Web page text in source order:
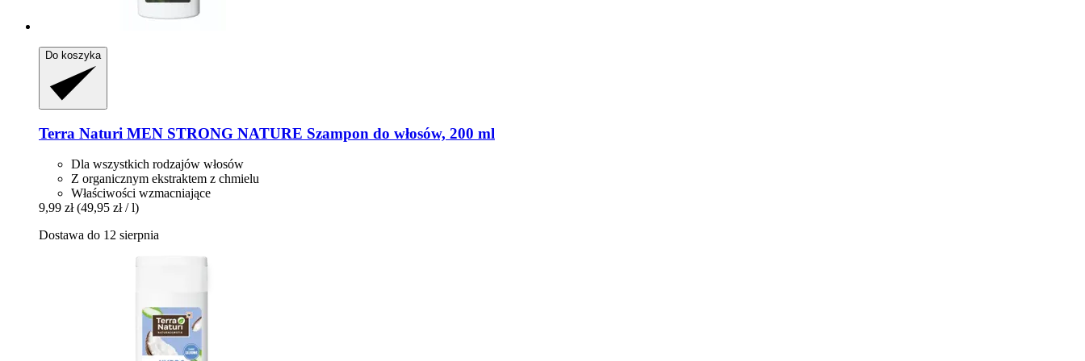
Do koszyka
Terra Naturi MEN STRONG NATURE Szampon do włosów, 200 ml
Dla wszystkich rodzajów włosów
Z organicznym ekstraktem z chmielu
Właściwości wzmacniające
9,99 zł (49,95 zł / l)
Dostawa do 12 sierpnia